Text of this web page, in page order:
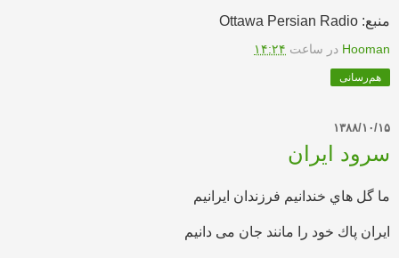
منبع: Ottawa Persian Radio
Hooman در ساعت ۱۴:۲۴
هم‌رسانی
۱۳۸۸/۱۰/۱۵
سرود ایران
ما گل هاي خندانیم فرزندان ایرانیم
ايران پاك خود را مانند جان می دانيم